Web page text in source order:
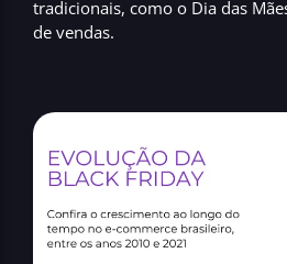
tradicionais, como o Dia das
de vendas.